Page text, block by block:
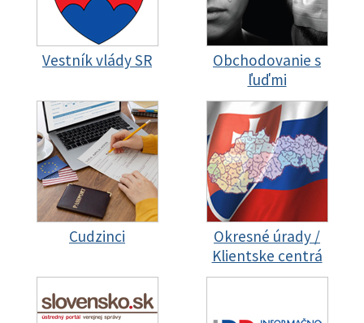
Vestník vlády SR
Obchodovanie s
ľuďmi
Cudzinci
Okresné úrady /
Klientske centrá